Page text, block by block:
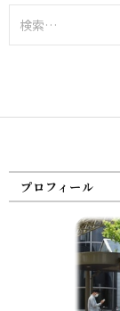
索:
プロフィール